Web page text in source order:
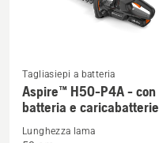
Vedi
maggiori
dettagli
Tagliasiepi a batteria
Aspire™ H50-P4A - con
batteria e caricabatterie
Lunghezza lama